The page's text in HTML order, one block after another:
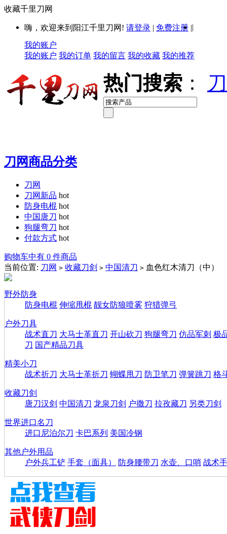
收藏千里刀网
嗨，欢迎来到阳江千里刀网! 请登录 | 免费注册 ||
我的账户
我的账户 我的订单 我的留言 我的收藏 我的推荐
热门搜索 ：
刀网商品分类
刀网
刀网新品 hot
防身电棍 hot
中国唐刀 hot
狗腿弯刀 hot
付款方式 hot
购物车中有 0 件商品
当前位置: 刀网 > 收藏刀剑 > 中国清刀 > 血色红木清刀（中）
野外防身
防身电棍 伸缩甩棍 靓女防狼喷雾 狩猎弹弓
户外刀具
战术直刀 大马士革直刀 开山砍刀 狗腿弯刀 仿品军刺 极
刀 国产精品刀具
精美小刀
战术折刀 大马士革折刀 蝴蝶甩刀 防卫笔刀 弹簧跳刀 格
收藏刀剑
唐刀汉剑 中国清刀 龙泉刀剑 户撒刀 拉孜藏刀 另类刀剑
世界进口名刀
进口尼泊尔刀 卡巴系列 美国冷钢
其他户外用品
户外兵工铲 手套（面具） 防身腰带刀 水壶、口哨 战术